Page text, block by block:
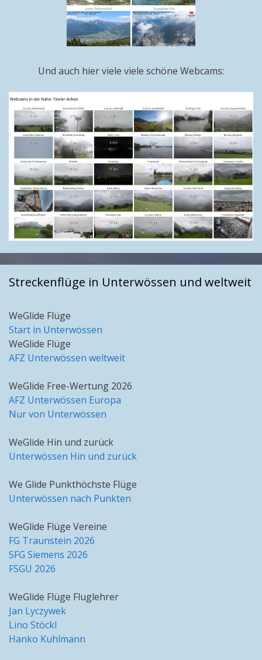
Und auch hier viele viele schöne Webcams:
Streckenflüge in Unterwössen und weltweit
WeGlide Flüge
Start in Unterwössen
WeGlide Flüge
AFZ Unterwössen weltweit
WeGlide Free-Wertung 2026
AFZ Unterwössen Europa
Nur von Unterwössen
WeGlide Hin und zurück
Unterwössen Hin und zurück
We Glide Punkthöchste Flüge
Unterwössen nach Punkten
WeGlide Flüge Vereine
FG Traunstein 2026
SFG Siemens 2026
FSGU 2026
WeGlide Flüge Fluglehrer
Jan Lyczywek
Lino Stöckl
Hanko Kuhlmann